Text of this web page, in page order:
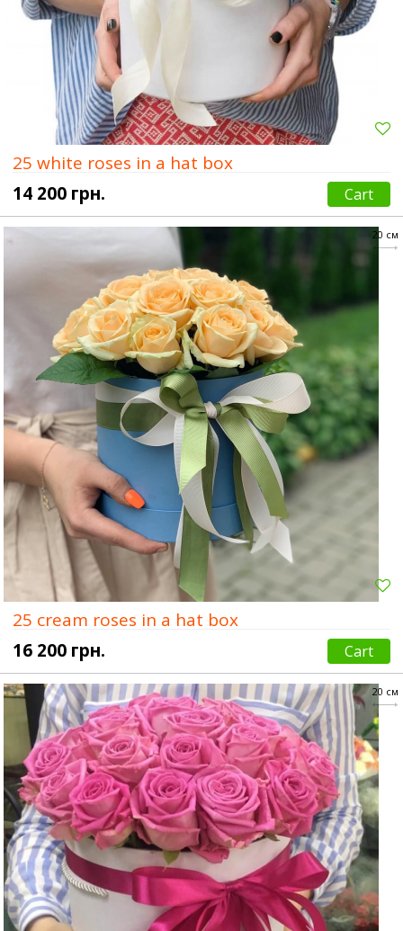
25 white roses in a hat box
14 200 грн.
Cart
20 см
25 cream roses in a hat box
16 200 грн.
Cart
20 см